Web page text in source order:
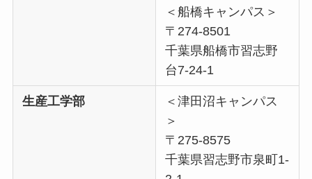
＜船橋キャンパス＞
〒274-8501
千葉県船橋市習志野
台7-24-1
生産工学部
＜津田沼キャンパス
＞
〒275-8575
千葉県習志野市泉町1-